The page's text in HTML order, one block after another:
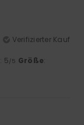
Verifizierter Kauf
: 5/5 Größe: